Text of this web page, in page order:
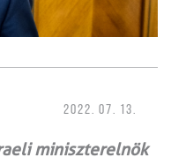
2022. 07. 13.
miniszterelnök